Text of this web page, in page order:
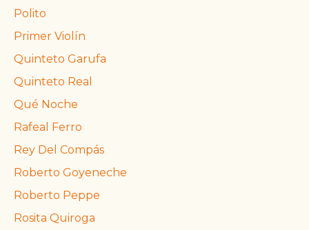
Polito
Primer Violín
Quinteto Garufa
Quinteto Real
Qué Noche
Rafeal Ferro
Rey Del Compás
Roberto Goyeneche
Roberto Peppe
Rosita Quiroga